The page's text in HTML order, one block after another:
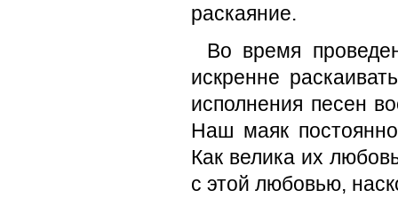
раскаяние.
Во время
искренне
исполнения песен
Наш маяк
Как велика их
с этой любовью,